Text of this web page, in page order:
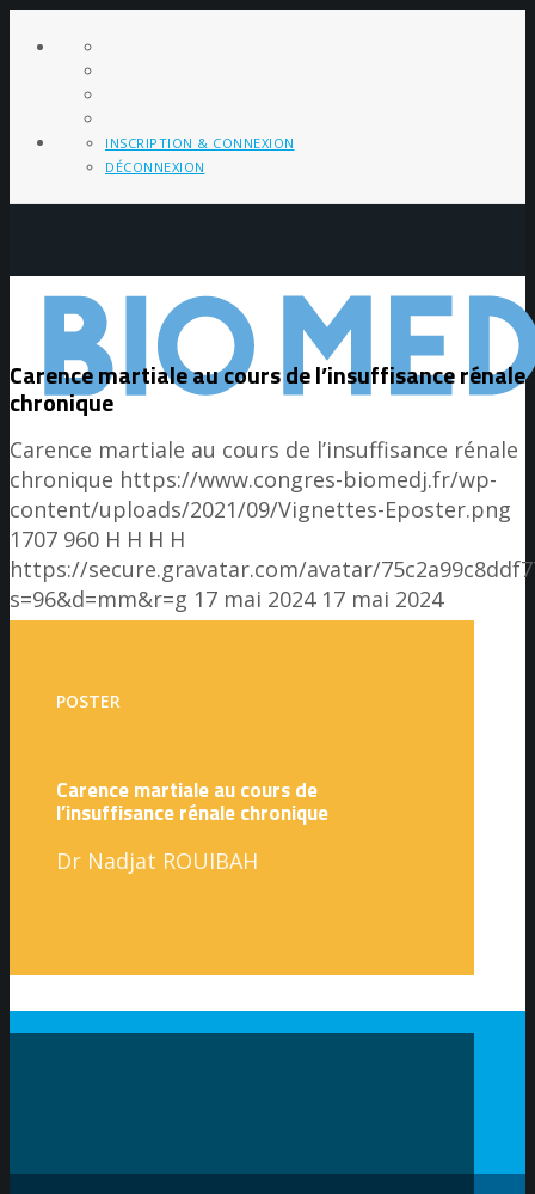
INSCRIPTION & CONNEXION
DÉCONNEXION
Carence martiale au cours de l’insuffisance rénale
chronique
Carence martiale au cours de l’insuffisance rénale
chronique https://www.congres-biomedj.fr/wp-
content/uploads/2021/09/Vignettes-Eposter.png
1707 960 H H H H
https://secure.gravatar.com/avatar/
s=96&d=mm&r=g 17 mai 2024 17 mai 2024
POSTER
Carence martiale au cours de
l’insuffisance rénale chronique
Dr Nadjat ROUIBAH